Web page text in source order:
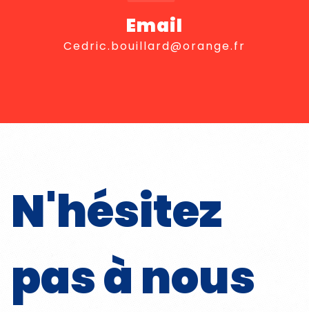
Email
cedric.bouillard@orange.fr
N'hésitez
pas à nous